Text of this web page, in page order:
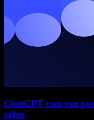
ChatGPT com voz
saber